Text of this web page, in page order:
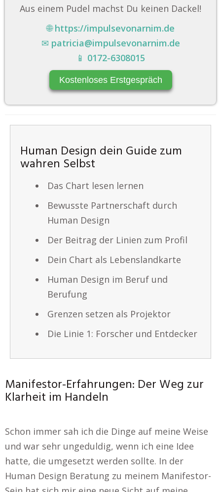
Aus einem Pudel machst Du keinen Dackel!
🌐https://impulsevonarnim.de
✉ patricia@impulsevonarnim.de
📱 0172-6308015
Kostenloses Erstgespräch
Human Design dein Guide zum
wahren Selbst
Das Chart lesen lernen
Bewusste Partnerschaft durch
Human Design
Der Beitrag der Linien zum Profil
Dein Chart als Lebenslandkarte
Human Design im Beruf und
Berufung
Grenzen setzen als Projektor
Die Linie 1: Forscher und Entdecker
Manifestor-Erfahrungen: Der Weg zur
Klarheit im Handeln
Schon immer sah ich die Dinge auf meine Weise
und war sehr ungeduldig, wenn ich eine Idee
hatte, die umgesetzt werden sollte. In der
Human Design Beratung zu meinem Manifestor-